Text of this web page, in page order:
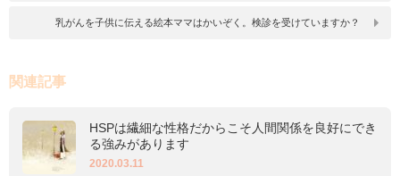
乳がんを子供に伝える絵本ママはかいぞく。検診を受けていますか？
関連記事
HSPは繊細な性格だからこそ人間関係を良好にでき
る強みがあります
2020.03.11